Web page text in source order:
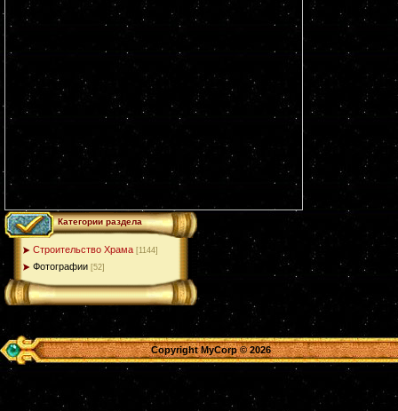
Категории раздела
Строительство Храма [1144]
Фотографии [52]
Copyright MyCorp © 2026